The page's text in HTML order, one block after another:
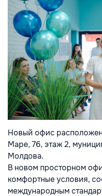
Новый офис
Маре, 76, этаж 2,
Молдова.
В новом просторном
комфортные условия,
международным